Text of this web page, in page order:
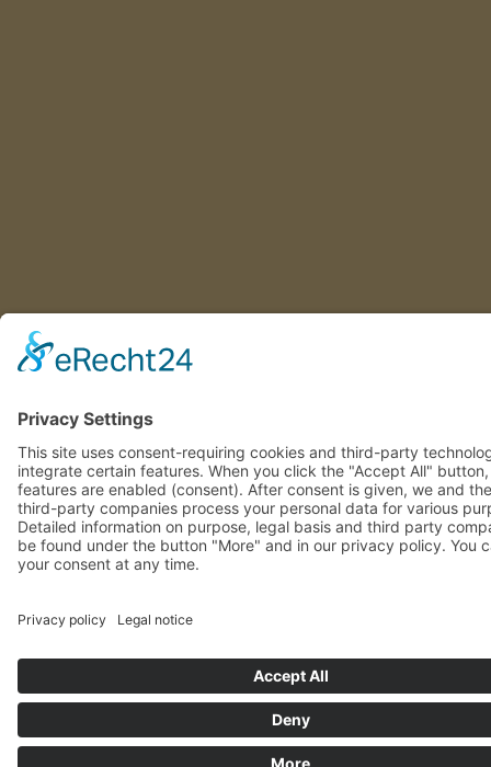
This site uses consent-requiring cookies and third-party
integrate certain features. When you click the "Accept All"
features are enabled (consent). After consent is given, we and
involved third-party companies process your personal data for
companies can be found under the button "More" and in our
DENY ACCEPT